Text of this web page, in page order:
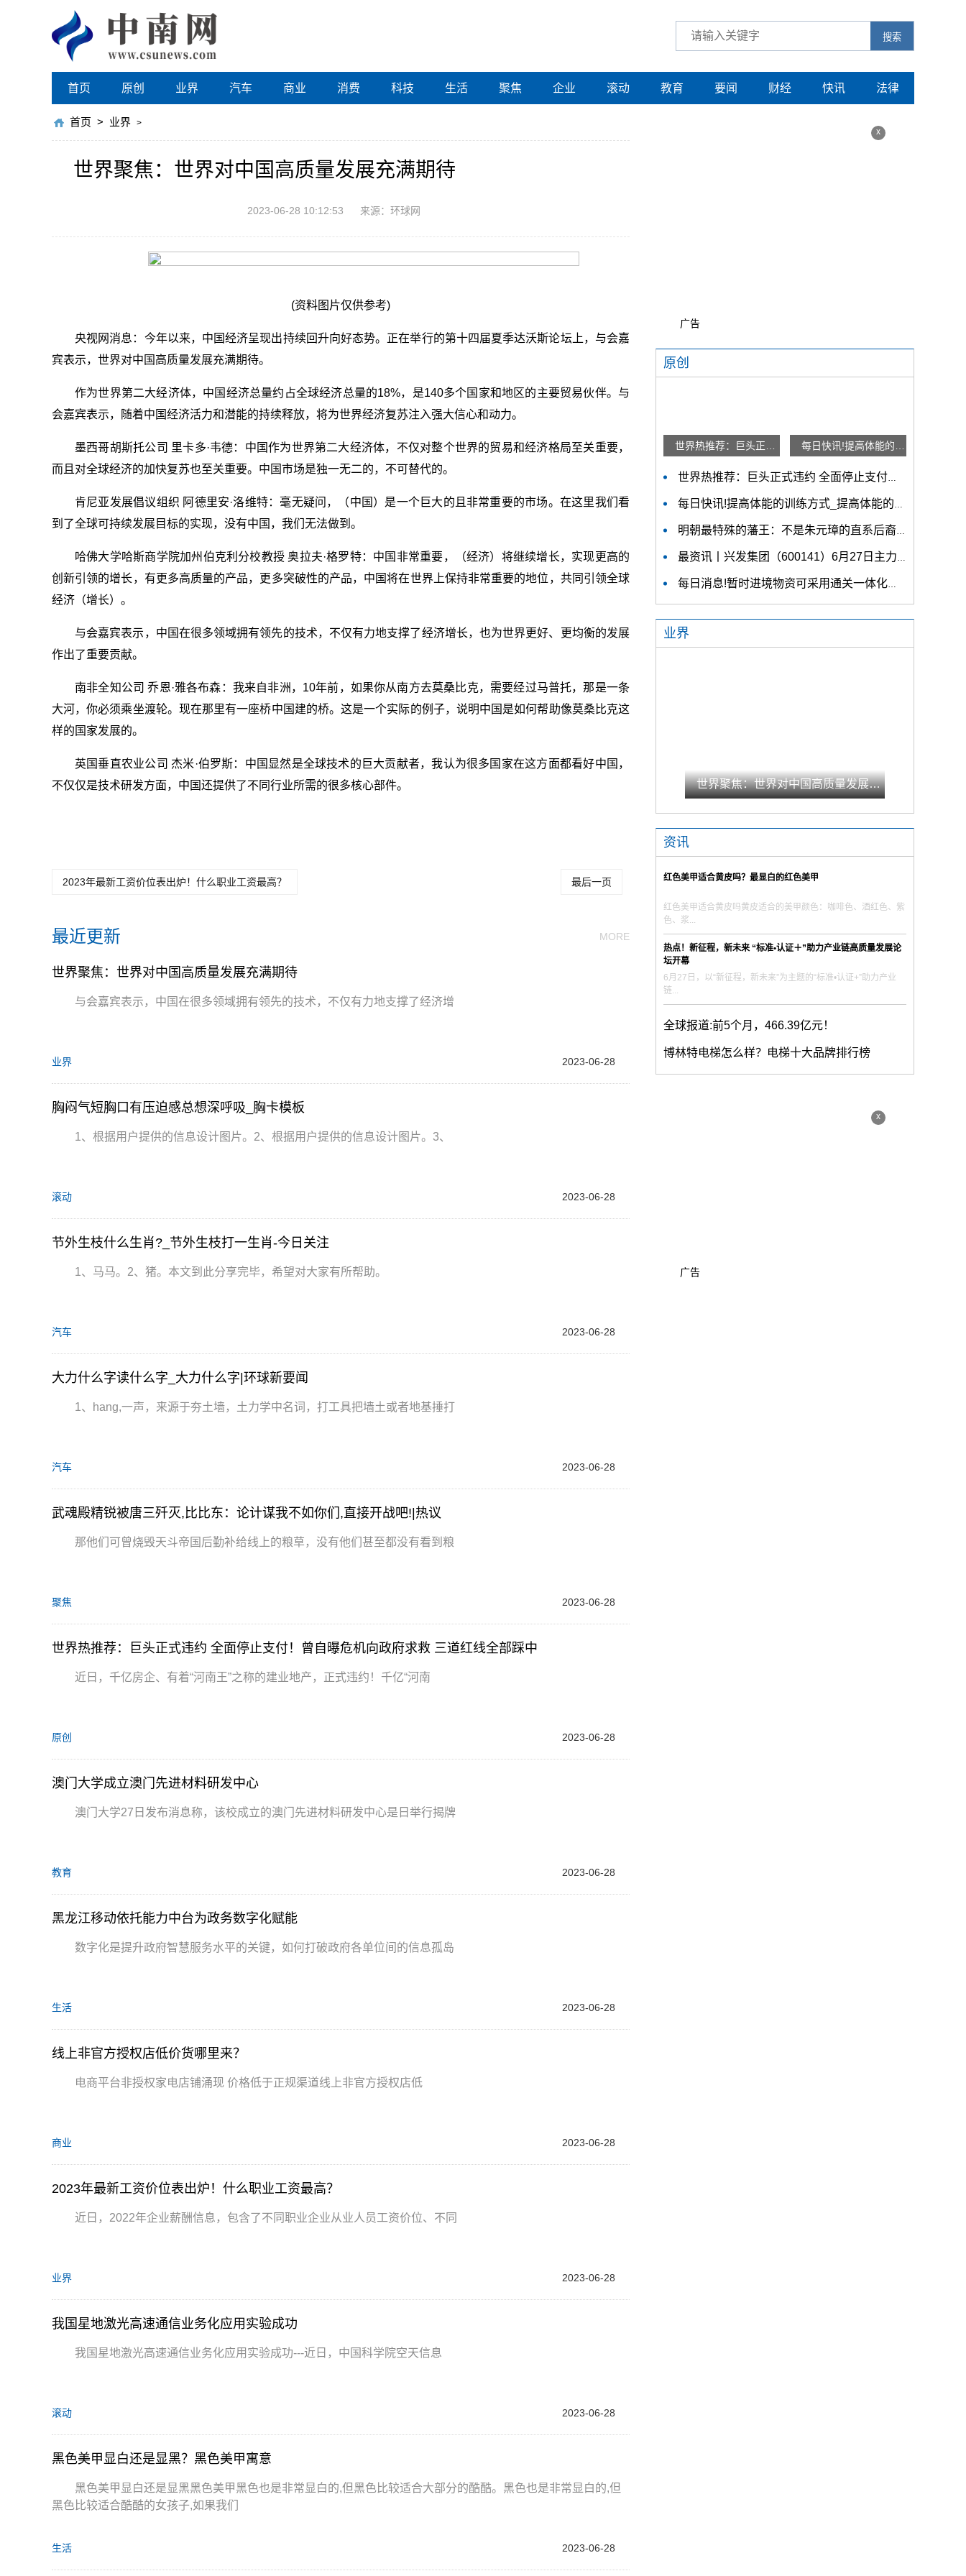
搜索
首页 原创 业界 汽车 商业 消费 科技 生活 聚焦 企业 滚动 教育 要闻 财经 快讯 法律
首页 > 业界 >
世界聚焦：世界对中国高质量发展充满期待
2023-06-28 10:12:53 来源：环球网
(资料图片仅供参考)
央视网消息：今年以来，中国经济呈现出持续回升向好态势。正在举行的第十四届夏季达沃斯论坛上，与会嘉
宾表示，世界对中国高质量发展充满期待。
作为世界第二大经济体，中国经济总量约占全球经济总量的18%，是140多个国家和地区的主要贸易伙伴。与
会嘉宾表示，随着中国经济活力和潜能的持续释放，将为世界经济复苏注入强大信心和动力。
墨西哥胡斯托公司 里卡多·韦德：中国作为世界第二大经济体，不仅对整个世界的贸易和经济格局至关重要，
而且对全球经济的加快复苏也至关重要。中国市场是独一无二的，不可替代的。
肯尼亚发展倡议组织 阿德里安·洛维特：毫无疑问，（中国）是一个巨大的且非常重要的市场。在这里我们看
到了全球可持续发展目标的实现，没有中国，我们无法做到。
哈佛大学哈斯商学院加州伯克利分校教授 奥拉夫·格罗特：中国非常重要，（经济）将继续增长，实现更高的
创新引领的增长，有更多高质量的产品，更多突破性的产品，中国将在世界上保持非常重要的地位，共同引领全球
经济（增长）。
与会嘉宾表示，中国在很多领域拥有领先的技术，不仅有力地支撑了经济增长，也为世界更好、更均衡的发展
作出了重要贡献。
南非全知公司 乔恩·雅各布森：我来自非洲，10年前，如果你从南方去莫桑比克，需要经过马普托，那是一条
大河，你必须乘坐渡轮。现在那里有一座桥中国建的桥。这是一个实际的例子，说明中国是如何帮助像莫桑比克这
样的国家发展的。
英国垂直农业公司 杰米·伯罗斯：中国显然是全球技术的巨大贡献者，我认为很多国家在这方面都看好中国，
不仅仅是技术研发方面，中国还提供了不同行业所需的很多核心部件。
2023年最新工资价位表出炉！什么职业工资最高？ 最后一页
最近更新 MORE
世界聚焦：世界对中国高质量发展充满期待
与会嘉宾表示，中国在很多领域拥有领先的技术，不仅有力地支撑了经济增
业界 2023-06-28
胸闷气短胸口有压迫感总想深呼吸_胸卡模板
1、根据用户提供的信息设计图片。2、根据用户提供的信息设计图片。3、
滚动 2023-06-28
节外生枝什么生肖?_节外生枝打一生肖-今日关注
1、马马。2、猪。本文到此分享完毕，希望对大家有所帮助。
汽车 2023-06-28
大力什么字读什么字_大力什么字|环球新要闻
1、hang,一声，来源于夯土墙，土力学中名词，打工具把墙土或者地基捶打
汽车 2023-06-28
武魂殿精锐被唐三歼灭,比比东：论计谋我不如你们,直接开战吧!|热议
那他们可曾烧毁天斗帝国后勤补给线上的粮草，没有他们甚至都没有看到粮
聚焦 2023-06-28
世界热推荐：巨头正式违约 全面停止支付！曾自曝危机向政府求救 三道红线全部踩中
近日，千亿房企、有着“河南王”之称的建业地产，正式违约！千亿“河南
原创 2023-06-28
澳门大学成立澳门先进材料研发中心
澳门大学27日发布消息称，该校成立的澳门先进材料研发中心是日举行揭牌
教育 2023-06-28
黑龙江移动依托能力中台为政务数字化赋能
数字化是提升政府智慧服务水平的关键，如何打破政府各单位间的信息孤岛
生活 2023-06-28
线上非官方授权店低价货哪里来？
电商平台非授权家电店铺涌现 价格低于正规渠道线上非官方授权店低
商业 2023-06-28
2023年最新工资价位表出炉！什么职业工资最高？
近日，2022年企业薪酬信息，包含了不同职业企业从业人员工资价位、不同
业界 2023-06-28
我国星地激光高速通信业务化应用实验成功
我国星地激光高速通信业务化应用实验成功---近日，中国科学院空天信息
滚动 2023-06-28
黑色美甲显白还是显黑？黑色美甲寓意
黑色美甲显白还是显黑黑色美甲黑色也是非常显白的,但黑色比较适合大部分的酷酷。黑色也是非常显白的,但
黑色比较适合酷酷的女孩子,如果我们
生活 2023-06-28
x
广告
原创
世界热推荐：巨头正式违约 全面停止支付！曾自曝危机向政府求救 三道红线全部踩中
每日快讯!提高体能的训练方式_提高体能的训练方法
明朝最特殊的藩王：不是朱元璋的直系后裔，地位却高于郡王-全球要闻
最资讯丨兴发集团（600141）6月27日主力资金净买入5744.65万元
每日消息!暂时进境物资可采用通关一体化模式
业界
世界聚焦：世界对中国高质量发展充满期待
资讯
红色美甲适合黄皮吗？最显白的红色美甲
红色美甲适合黄皮吗黄皮适合的美甲颜色：咖啡色、酒红色、紫
色、浆...
热点！新征程，新未来 “标准•认证＋”助力产业链高质量发展论
坛开幕
6月27日，以“新征程，新未来”为主题的“标准•认证+”助力产业
链...
全球报道:前5个月，466.39亿元！
博林特电梯怎么样？电梯十大品牌排行榜
x
广告